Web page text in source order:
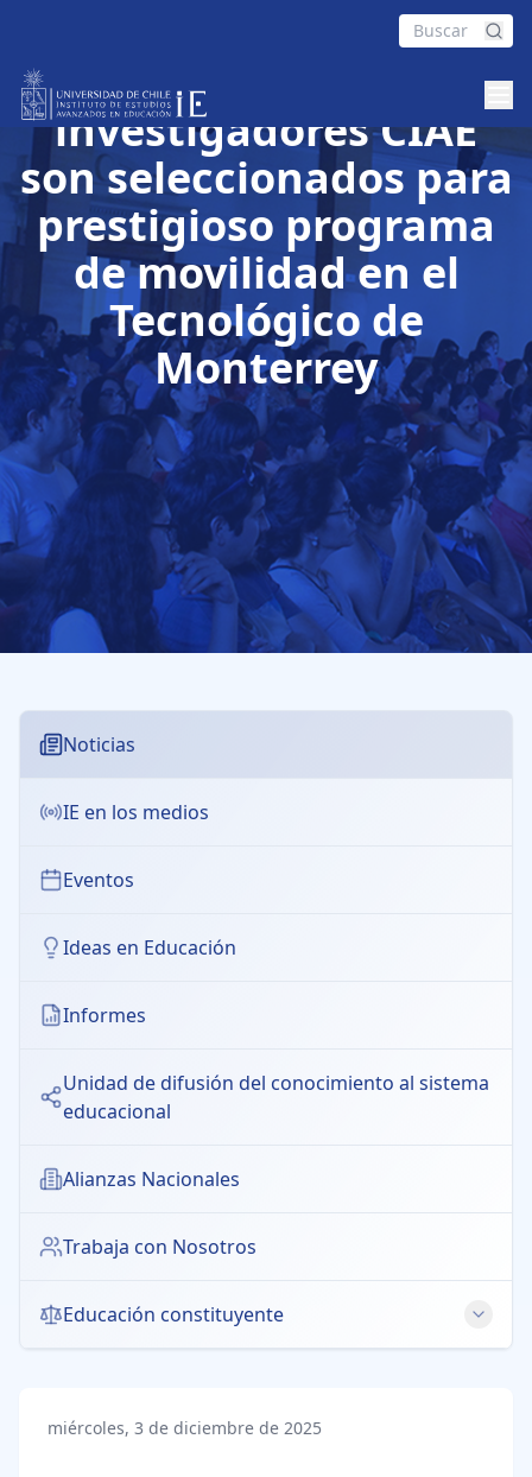
Académicos IE e
investigadores CIAE
son seleccionados para
prestigioso programa
de movilidad en el
Tecnológico de
Monterrey
Noticias
IE en los medios
Eventos
Ideas en Educación
Informes
Unidad de difusión del conocimiento al sistema
educacional
Alianzas Nacionales
Trabaja con Nosotros
Educación constituyente
Educación Pública
miércoles, 3 de diciembre de 2025